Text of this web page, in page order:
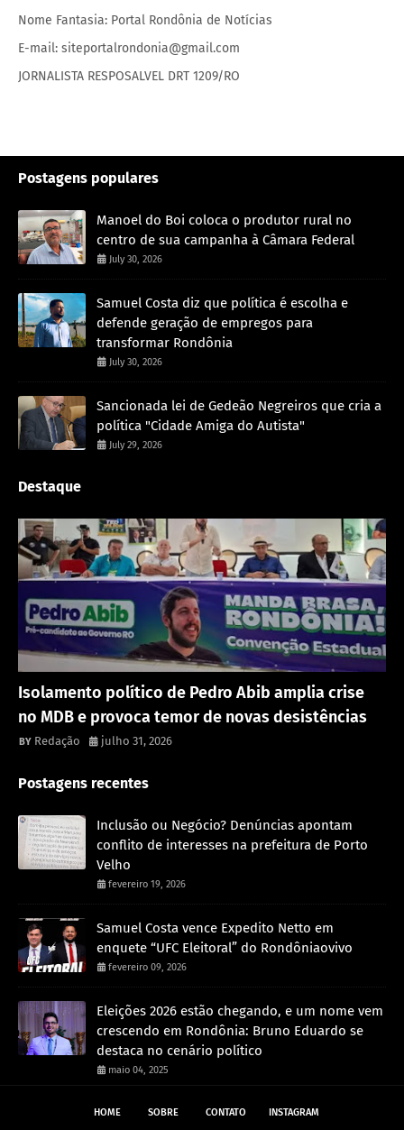
Nome Fantasia: Portal Rondônia de Notícias
E-mail: siteportalrondonia@gmail.com
JORNALISTA RESPOSALVEL DRT 1209/RO
Postagens populares
Manoel do Boi coloca o produtor rural no
centro de sua campanha à Câmara Federal
July 30, 2026
Samuel Costa diz que política é escolha e
defende geração de empregos para
transformar Rondônia
July 30, 2026
Sancionada lei de Gedeão Negreiros que cria a
política "Cidade Amiga do Autista"
July 29, 2026
Destaque
Isolamento político de Pedro Abib amplia crise
no MDB e provoca temor de novas desistências
Redação julho 31, 2026
Postagens recentes
Inclusão ou Negócio? Denúncias apontam
conflito de interesses na prefeitura de Porto
Velho
fevereiro 19, 2026
Samuel Costa vence Expedito Netto em
enquete “UFC Eleitoral” do Rondôniaovivo
fevereiro 09, 2026
Eleições 2026 estão chegando, e um nome vem
crescendo em Rondônia: Bruno Eduardo se
destaca no cenário político
maio 04, 2025
HOME SOBRE CONTATO INSTAGRAM